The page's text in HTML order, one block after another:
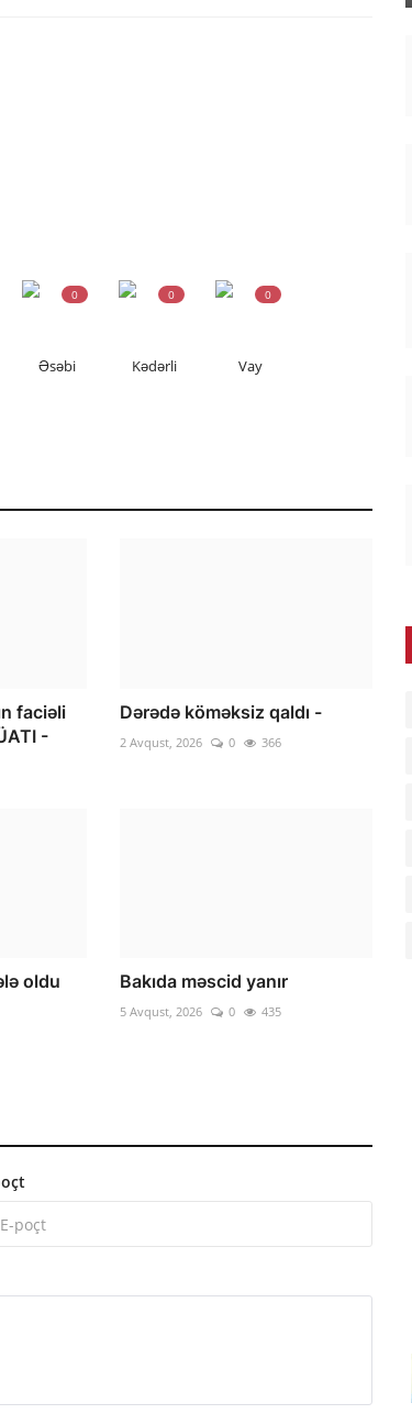
Əsəbi
0
Kədərli
0
Vay
0
faciəli
-
Dərədə köməksiz qaldı -
2 Avqust, 2026 0 366
oldu Bakıda məscid yanır
5 Avqust, 2026 0 435